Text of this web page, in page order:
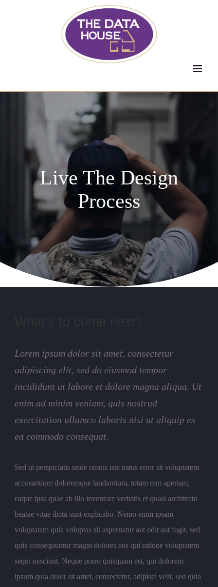
Live The Design
Process
Lorem ipsum dolor sit amet, consectetur
adipiscing elit, sed do eiusmod tempor
incididunt ut labore et dolore magna aliqua. Ut
enim ad minim veniam, quis nostrud
exercitation ullamco laboris nisi ut aliquip ex
ea commodo consequat.
Sed ut perspiciatis unde omnis iste natus error sit voluptatem
accusantium doloremque laudantium, totam rem aperiam,
eaque ipsa quae ab illo inventore veritatis et quasi architecto
beatae vitae dicta sunt explicabo. Nemo enim ipsam
voluptatem quia voluptas sit aspernatur aut odit aut fugit, sed
quia consequuntur magni dolores eos qui ratione voluptatem
sequi nesciunt. Neque porro quisquam est, qui dolorem
ipsum quia dolor sit amet, consectetur, adipisci velit, sed quia